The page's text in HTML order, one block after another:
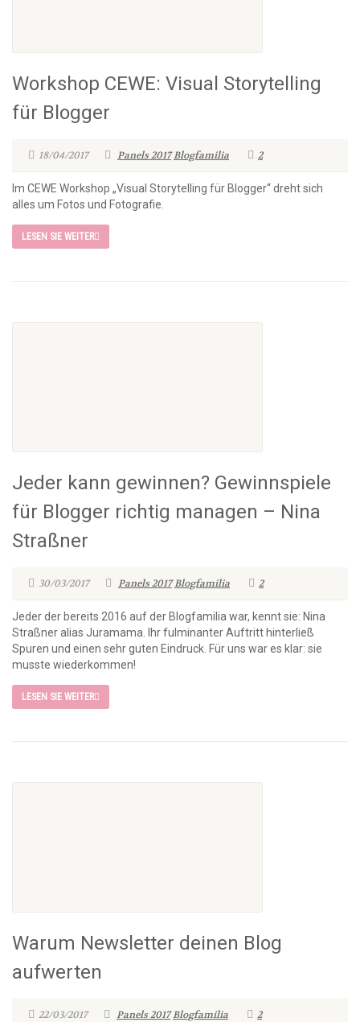
Workshop CEWE: Visual Storytelling
für Blogger
18/04/2017 Panels 2017Blogfamilia 2
Im CEWE Workshop „Visual Storytelling für Blogger“ dreht sich
alles um Fotos und Fotografie.
LESEN SIE WEITER
Jeder kann gewinnen? Gewinnspiele
für Blogger richtig managen – Nina
Straßner
30/03/2017 Panels 2017Blogfamilia 2
Jeder der bereits 2016 auf der Blogfamilia war, kennt sie: Nina
Straßner alias Juramama. Ihr fulminanter Auftritt hinterließ
Spuren und einen sehr guten Eindruck. Für uns war es klar: sie
musste wiederkommen!
LESEN SIE WEITER
Warum Newsletter deinen Blog
aufwerten
22/03/2017 Panels 2017Blogfamilia 2